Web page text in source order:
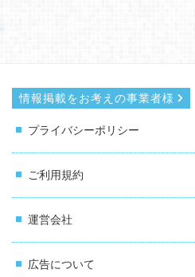
情報掲載をお考えの事業者様
プライバシーポリシー
ご利用規約
運営会社
広告について